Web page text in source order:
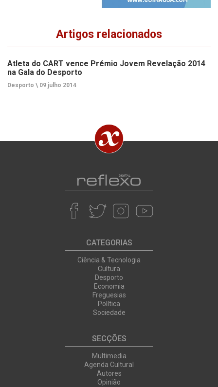
Artigos relacionados
Atleta do CART vence Prémio Jovem Revelação 2014
na Gala do Desporto
Desporto \ 09 julho 2014
CATEGORIAS
Ciência & Tecnologia
Cultura
Desporto
Economia
Freguesias
Política
Sociedade
SECÇÕES
Multimedia
Agenda Cultural
Autores
Opinião